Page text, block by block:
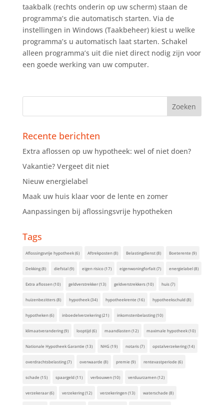
taakbalk (rechts onderin op uw scherm) staan de
programma’s die automatisch starten. Via de
instellingen in Windows (Taakbeheer) kiest u welke
programma’s u automatisch laat starten. Schakel
alleen programma’s uit die niet direct nodig zijn voor
een goede werking van uw computer.
Recente berichten
Extra aflossen op uw hypotheek: wel of niet doen?
Vakantie? Vergeet dit niet
Nieuw energielabel
Maak uw huis klaar voor de lente en zomer
Aanpassingen bij aflossingsvrije hypotheken
Tags
Aflossingsvrije hypotheek(6) Aftrekposten(8) Belastingdienst(8) Boeterente (9)
Dekking(8) diefstal(9) eigen risico(17) eigenwoningforfait(7) energielabel(8)
Extra aflossen(10) geldverstrekker(13) geldverstrekkers(10) huis(7)
huizenbezitters(8) hypotheek(34) hypotheekrente (16) hypotheekschuld(8)
hypotheken(6) inboedelverzekering(21) inkomstenbelasting(10)
klimaatverandering(9) looptijd(6) maandlasten(12) maximale hypotheek(10)
Nationale Hypotheek Garantie (13) NHG(19) notaris(7) opstalverzekering(14)
overdrachtsbelasting(7) overwaarde (8) premie (9) rentevastperiode (6)
schade (15) spaargeld(11) verbouwen(10) verduurzamen(12)
verzekeraar(6) verzekering(12) verzekeringen(13) waterschade (8)